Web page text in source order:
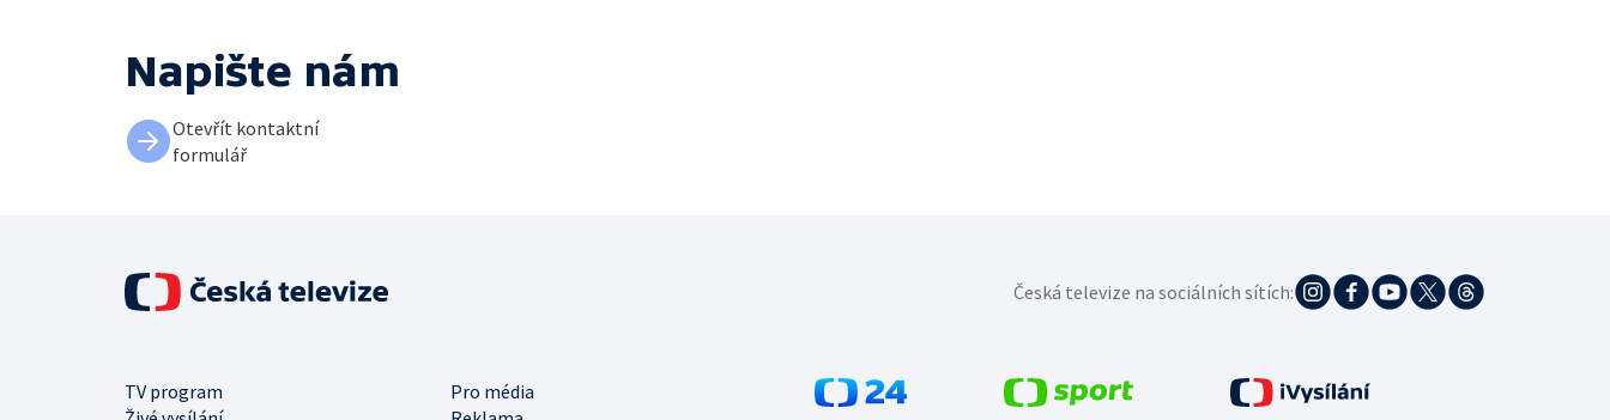
Napište nám
Otevřít kontaktní
formulář
TV program
Pro média
Česká televize na sociálních sítích: